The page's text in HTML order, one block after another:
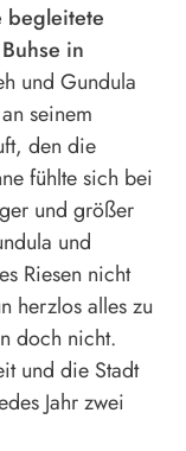
begleitete
in
und Gundula
seinem
den die
fühlte sich bei
und größer
und
Riesen nicht
herzlos alles zu
doch nicht.
und die Stadt
Jahr zwei